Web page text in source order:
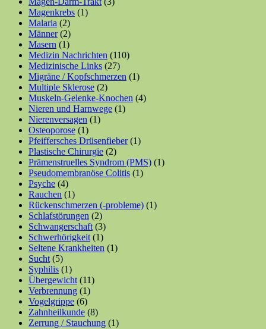
Magenkrebs (1)
Malaria (2)
Männer(2)
Masern (1)
Medizin Nachrichten (110)
Medizinische Links (27)
Migräne / Kopfschmerzen (1)
Multiple Sklerose (2)
Muskeln-Gelenke-Knochen (4)
Nieren und Harnwege (1)
Nierenversagen (1)
Osteoporose (1)
Pfeiffersches Drüsenfieber(1)
Plastische Chirurgie (2)
Prämenstruelles Syndrom (PMS) (1)
Pseudomembranöse Colitis (1)
Psyche (4)
Rauchen (1)
Rückenschmerzen (-probleme) (1)
Schlafstörungen (2)
Schwangerschaft (3)
Schwerhörigkeit (1)
Seltene Krankheiten (1)
Sucht (5)
Syphilis (1)
Übergewicht (11)
Verbrennung (1)
Vogelgrippe (6)
Zahnheilkunde (8)
Zerrung / Stauchung (1)